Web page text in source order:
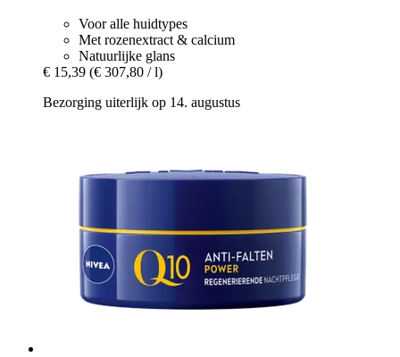
Voor alle huidtypes
Met rozenextract & calcium
Natuurlijke glans
€ 15,39 (€ 307,80 / l)
Bezorging uiterlijk op 14. augustus